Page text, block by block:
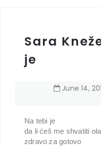
Sara
je
June 14,
Na tebi je
da li ćeš me shvatiti
zdravo za gotovo